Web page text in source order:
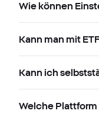
Wie können
Kann man mit
Kann ich
Welche